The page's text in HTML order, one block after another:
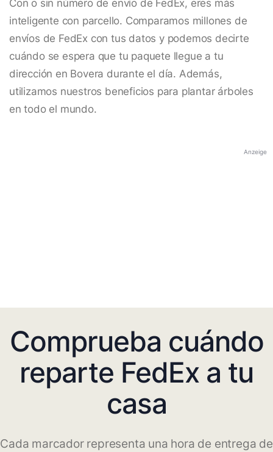
Con o sin número de envío de FedEx, eres más
inteligente con parcello. Comparamos millones de
envíos de FedEx con tus datos y podemos decirte
cuándo se espera que tu paquete llegue a tu
dirección en Bovera durante el día. Además,
utilizamos nuestros beneficios para plantar árboles
en todo el mundo.
Anzeige
Comprueba cuándo
reparte FedEx a tu
casa
Cada marcador representa una hora de entrega de